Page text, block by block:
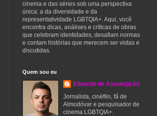
cinema e das séries sob uma perspectiva
única: a da diversidade e da
representatividade LGBTQIA+. Aqui, você
encontra dicas, análises e críticas de obras
que celebram identidades, desafiam normas
e contam histórias que merecem ser vistas e
discutidas.
Quem sou eu
Eduardo de Assumpção
Jornalista, cinéfilo, fã de
Almodóvar e pesquisador de
cinema LGBTQIA+.